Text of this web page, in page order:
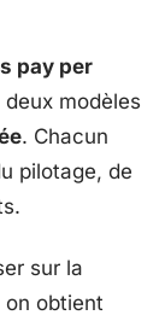
pay per
modèles
. Chacun
pilotage, de
sur la
obtient